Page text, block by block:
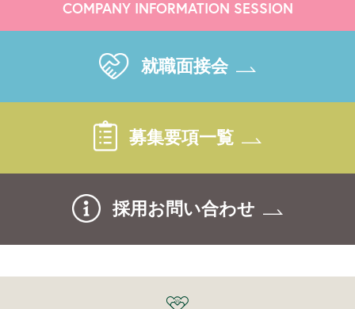
COMPANY INFORMATION SESSION
就職面接会
募集要項一覧
採用お問い合わせ